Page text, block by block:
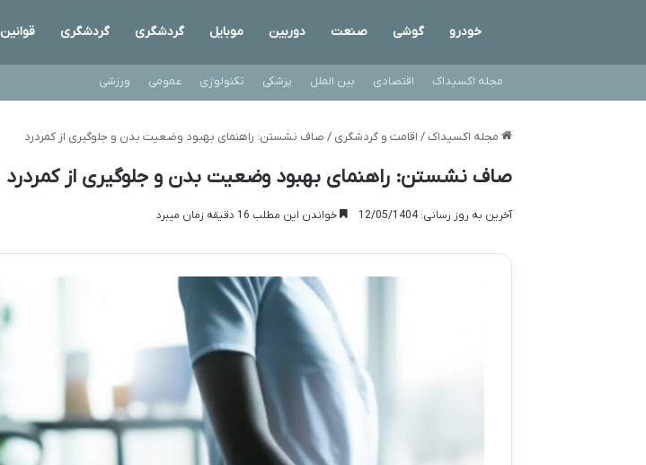
خودرو گوشی صنعت دوربین موبایل گردشگری گردشگری قوانین
مجله اکسیداک اقتصادی بین الملل پزشکی تکنولوژی عمومی ورزشی
مجله اکسیداک / اقامت و گردشگری / صاف نشستن: راهنمای بهبود وضعیت بدن و جلوگیری از کمردرد
صاف نشستن: راهنمای بهبود وضعیت بدن و جلوگیری از کمردرد
آخرین به روز رسانی: 12/05/1404 خواندن این مطلب 16 دقیقه زمان میبرد